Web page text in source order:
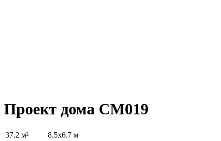
Проект дома СМ019
37.2 м²
8.5x6.7 м